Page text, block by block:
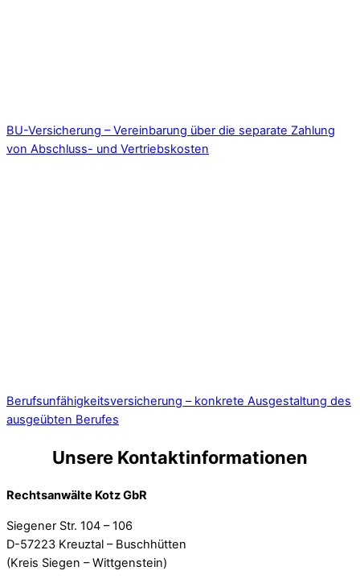
BU-Versicherung – Vereinbarung über die separate Zahlung
von Abschluss- und Vertriebskosten
Berufsunfähigkeitsversicherung – konkrete Ausgestaltung des
ausgeübten Berufes
Unsere Kontaktinformationen
Rechtsanwälte Kotz GbR
Siegener Str. 104 – 106
D-57223 Kreuztal – Buschhütten
(Kreis Siegen – Wittgenstein)